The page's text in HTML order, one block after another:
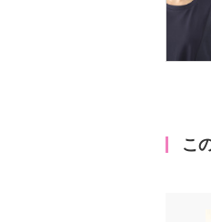
こ